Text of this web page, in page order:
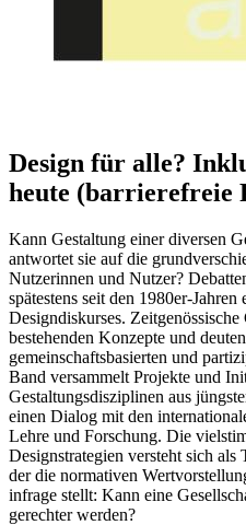
Design für alle?
heute (barrierefreie
Kann Gestaltung einer diversen
antwortet sie auf die
Nutzerinnen und Nutzer?
spätestens seit den 1980er-
Designdiskurses.
bestehenden Konzepte und
gemeinschaftsbasierten und
Band versammelt Projekte und
Gestaltungsdisziplinen aus
einen Dialog mit den
Lehre und Forschung. Die
Designstrategien versteht sich als
der die normativen
infrage stellt: Kann eine
gerechter werden?